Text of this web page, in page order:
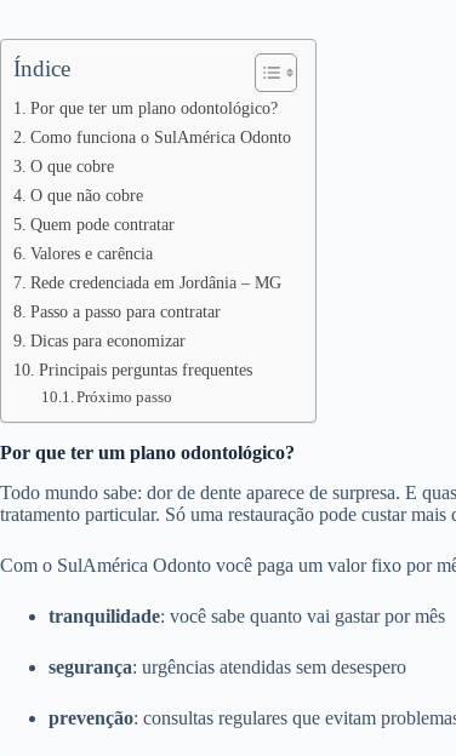
Índice
Por que ter um plano odontológico?
Como funciona o SulAmérica Odonto
O que cobre
O que não cobre
Quem pode contratar
Valores e carência
Rede credenciada em Jordânia – MG
Passo a passo para contratar
Dicas para economizar
Principais perguntas frequentes
Próximo passo
Por que ter um plano odontológico?
Todo mundo sabe: dor de dente aparece de surpresa. E
tratamento particular. Só uma restauração pode custar
Com o SulAmérica Odonto você paga um valor fixo por
tranquilidade: você sabe quanto vai gastar por mês
segurança: urgências atendidas sem desespero
prevenção: consultas regulares que evitam